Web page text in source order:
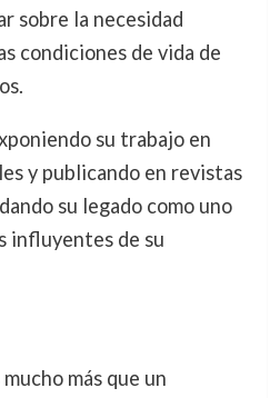
sobre la necesidad
condiciones de vida de
su trabajo en
y publicando en revistas
su legado como uno
influyentes de su
más que un